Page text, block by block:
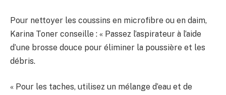
Pour nettoyer les coussins en microfibre ou en daim,
Karina Toner conseille : « Passez l’aspirateur à l’aide
d’une brosse douce pour éliminer la poussière et les
débris.
« Pour les taches, utilisez un mélange d’eau et de